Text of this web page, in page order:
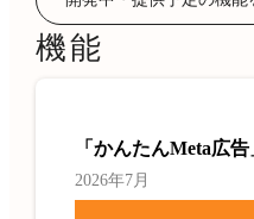
機能
「かんたんMeta広
2026年7月